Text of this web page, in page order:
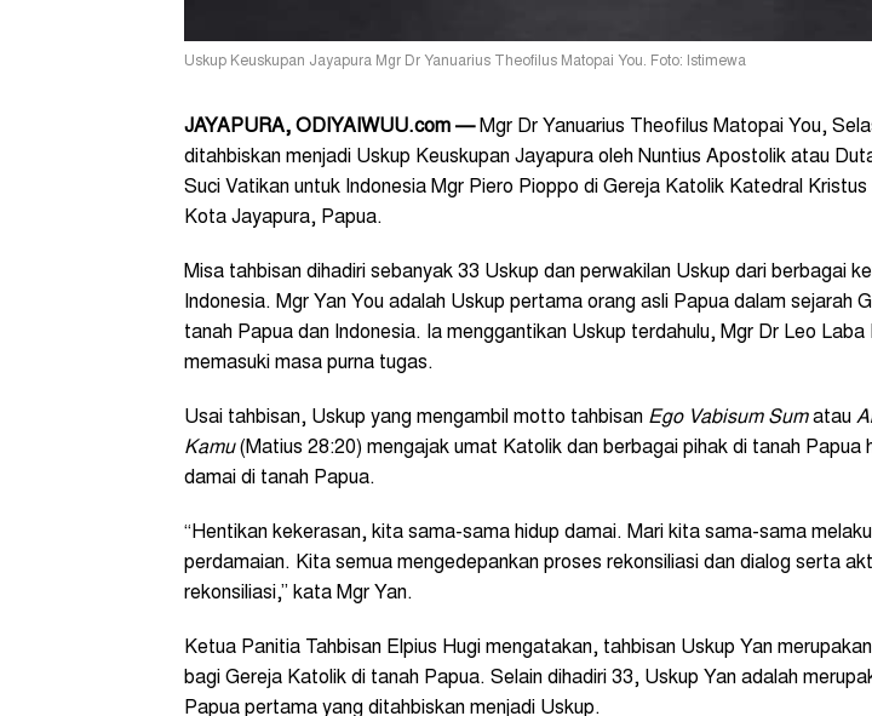
Uskup Keuskupan Jayapura Mgr Dr Yanuarius Theofilus Matopai You. Foto: Istimewa
JAYAPURA, ODIYAIWUU.com —Mgr Dr Yanuarius Theofilus Matopai You,
ditahbiskan menjadi Uskup Keuskupan Jayapura oleh Nuntius Apostolik atau
Suci Vatikan untuk Indonesia Mgr Piero Pioppo di Gereja Katolik Katedral Kristus
Kota Jayapura, Papua.
Misa tahbisan dihadiri sebanyak 33 Uskup dan perwakilan Uskup dari berbagai
Indonesia. Mgr Yan You adalah Uskup pertama orang asli Papua dalam sejarah
tanah Papua dan Indonesia. Ia menggantikan Uskup terdahulu, Mgr Dr Leo Laba
memasuki masa purna tugas.
Usai tahbisan, Uskup yang mengambil motto tahbisan Ego Vabisum Sumatau
Kamu(Matius 28:20) mengajak umat Katolik dan berbagai pihak di tanah Papua
damai di tanah Papua.
“Hentikan kekerasan, kita sama-sama hidup damai. Mari kita sama-sama
perdamaian. Kita semua mengedepankan proses rekonsiliasi dan dialog serta
rekonsiliasi,” kata Mgr Yan.
Ketua Panitia Tahbisan Elpius Hugi mengatakan, tahbisan Uskup Yan
bagi Gereja Katolik di tanah Papua. Selain dihadiri 33, Uskup Yan adalah
Papua pertama yang ditahbiskan menjadi Uskup.